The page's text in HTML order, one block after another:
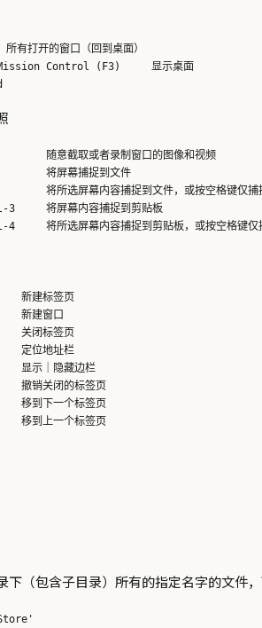
打开的窗口（回到桌面）
Control (F3)     显示桌面
随意截取或者录制窗口的图像和视频
将屏幕捕捉到文件
将所选屏幕内容捕捉到文件，或按空格键仅捕
将屏幕内容捕捉到剪贴板
新建标签页
新建窗口
关闭标签页
定位地址栏
显示｜隐藏边栏
销关闭的标签页
到下一个标签页
下（包含子目录）所有的指定名字的文件，